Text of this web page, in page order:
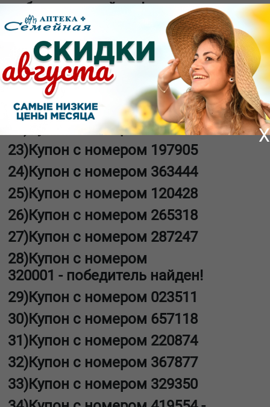
победитель найден!
19)Купон с
номером351355-победитель
найден!
20)Купон с номером248826
21)Купон с номером466119
22)Купон с номером691568
23)Купон с номером 197905
24)Купон с номером 363444
25)Купон с номером 120428
26)Купон с номером 265318
27)Купон с номером 287247
28)Купон с номером
320001 - победитель найден!
29)Купон с номером 023511
30)Купон с номером 657118
31)Купон с номером 220874
32)Купон с номером 367877
33)Купон с номером 329350
X